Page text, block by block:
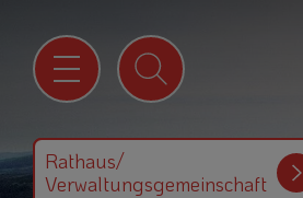
Rathaus/
Verwaltungsgemeinschaft